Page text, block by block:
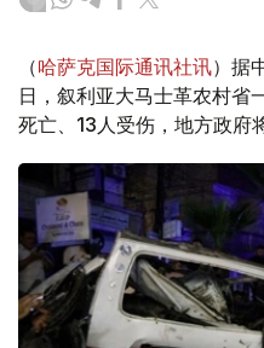
（哈萨克国际通讯社讯）据
日，叙利亚大马士革农村省
死亡、13人受伤，地方政府